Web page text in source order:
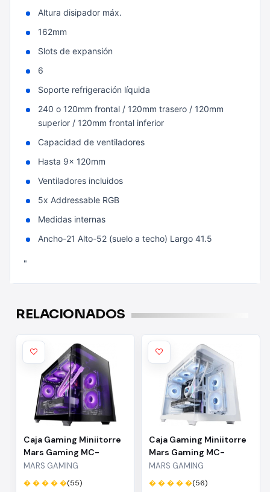
Altura disipador máx.
162mm
Slots de expansión
6
Soporte refrigeración líquida
240 o 120mm frontal / 120mm trasero / 120mm
superior / 120mm frontal inferior
Capacidad de ventiladores
Hasta 9x 120mm
Ventiladores incluidos
5x Addressable RGB
Medidas internas
Ancho-21 Alto-52 (suelo a techo) Largo 41.5
"
RELACIONADOS
Caja Gaming Miniitorre
Mars Gaming MC-
FUSIONM
MARS GAMING
� � � � �(55)
Caja Gaming Miniitorre
Mars Gaming MC-
FUSIONM/ Blanca
MARS GAMING
� � � � �(56)